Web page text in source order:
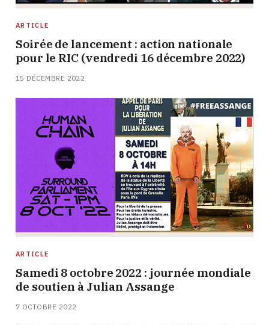
ARTICLE
Soirée de lancement : action nationale
pour le RIC (vendredi 16 décembre 2022)
15 DÉCEMBRE 2022
ARTICLE
Samedi 8 octobre 2022 : journée mondiale
de soutien à Julian Assange
7 OCTOBRE 2022